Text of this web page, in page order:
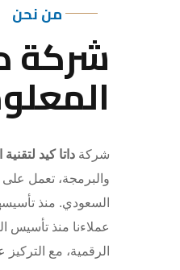
من نحن
شركة
شركة داتا كيد
والبرمجة، تعمل
السعودي. منذ تأسيسها قبل 4
عملاءنا منذ تأسيس
الرقمية، مع